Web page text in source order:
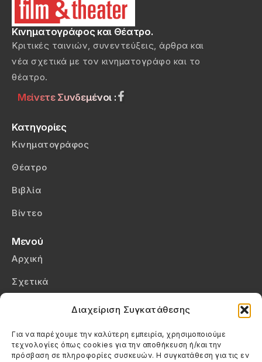
Διαχείριση Συγκατάθεσης
Για να παρέχουμε την καλύτερη εμπειρία, χρησιμοποιούμε
τεχνολογίες όπως cookies για την αποθήκευση ή/και την
πρόσβαση σε πληροφορίες συσκευών. Η συγκατάθεση για τις εν
Κινηματογράφος και Θέατρο.
Κριτικές ταινιών, συνεντεύξεις, άρθρα και
νέα σχετικά με τον κινηματογράφο και το
θέατρο.
Μείνετε Συνδεμένοι :
Κατηγορίες
Κινηματογράφος
Θέατρο
Βιβλία
Βίντεο
Μενού
Αρχική
Σχετικά
Πολιτική Cookies (ΕΕ)